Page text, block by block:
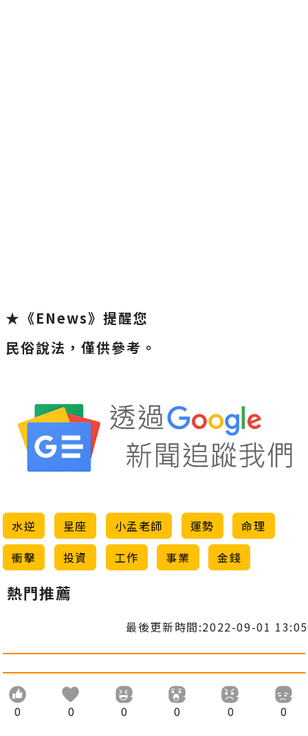
★《ENews》提醒您
民俗說法，僅供參考。
水逆 星座 小孟老師 運勢
命理
衝擊
投資 工作 事業 金錢
熱門推薦
最後更新時間:2022-09-01 13:05
0 0 0 0 0 0